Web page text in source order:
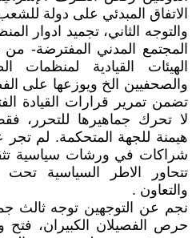
الاتفاق المبدئي على دولة
والتوجه الثاني، تجميد ادوار
المجتمع المدني المفترضة-
الهيئات القيادية لمنظمات
والصحفيين الخ ويوزعها على
تضمن تمرير قرارات القيادة
لا تحرك جماهيرها للتحرر،
هيمنة للجهة المتحكمة. لم تجر
شراكات في ورشات سياسية
تتحاور الاطر السياسية تحت
والتعاون .
نجم عن التوجهين توجه ثالث
حرص الفصيلان الكبيران، فتح